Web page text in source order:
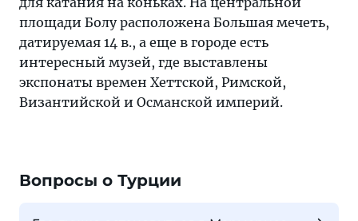
площади Болу расположена Большая мечеть,
датируемая 14 в., а еще в городе есть
интересный музей, где выставлены
экспонаты времен Хеттской, Римской,
Византийской и Османской империй.
Вопросы о Турции